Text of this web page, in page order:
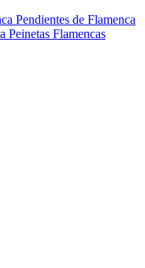
Pendientes de Flamenca
Peinetas Flamencas